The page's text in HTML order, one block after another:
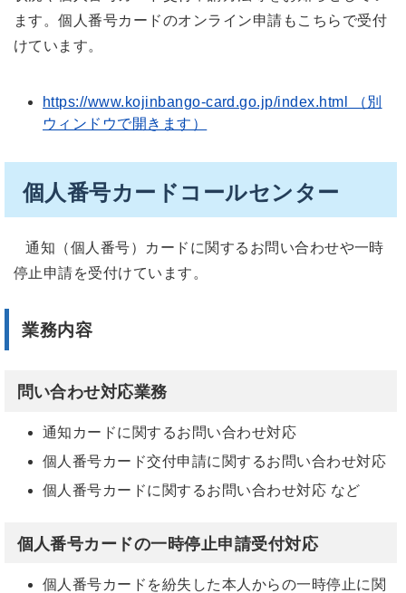
ます。個人番号カードのオンライン申請もこちらで受付
けています。
https://www.kojinbango-card.go.jp/index.html （別
ウィンドウで開きます）
個人番号カードコールセンター
通知（個人番号）カードに関するお問い合わせや一時
停止申請を受付けています。
業務内容
問い合わせ対応業務
通知カードに関するお問い合わせ対応
個人番号カード交付申請に関するお問い合わせ対応
個人番号カードに関するお問い合わせ対応 など
個人番号カードの一時停止申請受付対応
個人番号カードを紛失した本人からの一時停止に関